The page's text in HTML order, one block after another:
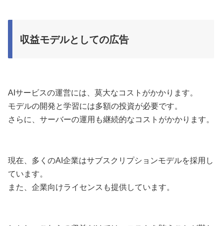
収益モデルとしての広告
AIサービスの運営には、莫大なコストがかかります。
モデルの開発と学習には多額の投資が必要です。
さらに、サーバーの運用も継続的なコストがかかります。
現在、多くのAI企業はサブスクリプションモデルを採用し
ています。
また、企業向けライセンスも提供しています。